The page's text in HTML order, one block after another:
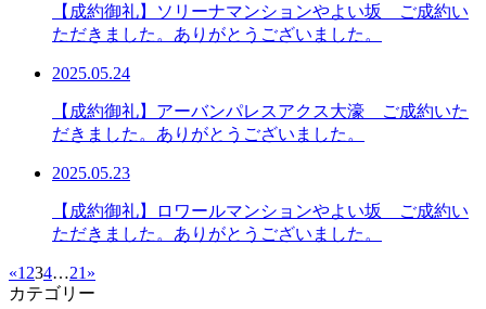
【成約御礼】ソリーナマンションやよい坂 ご成約い
ただきました。ありがとうございました。
2025.05.24
【成約御礼】アーバンパレスアクス大濠 ご成約いた
だきました。ありがとうございました。
2025.05.23
【成約御礼】ロワールマンションやよい坂 ご成約い
ただきました。ありがとうございました。
«1 234…21 »
カテゴリー